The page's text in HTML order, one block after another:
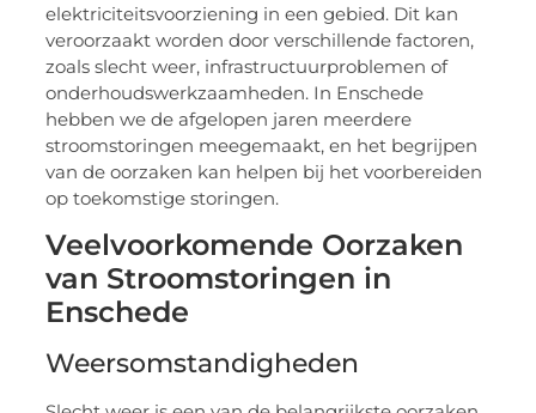
elektriciteitsvoorziening in een gebied. Dit kan
veroorzaakt worden door verschillende factoren,
zoals slecht weer, infrastructuurproblemen of
onderhoudswerkzaamheden. In Enschede
hebben we de afgelopen jaren meerdere
stroomstoringen meegemaakt, en het begrijpen
van de oorzaken kan helpen bij het voorbereiden
op toekomstige storingen.
Veelvoorkomende Oorzaken
van Stroomstoringen in
Enschede
Weersomstandigheden